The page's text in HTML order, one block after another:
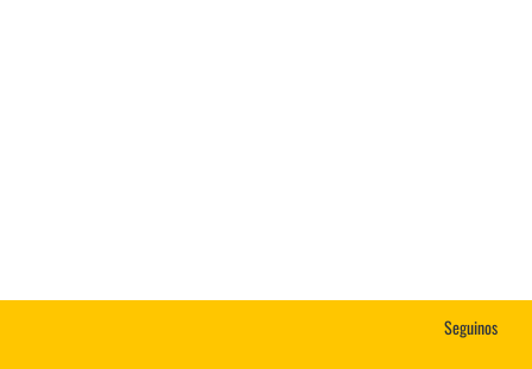
Seguinos